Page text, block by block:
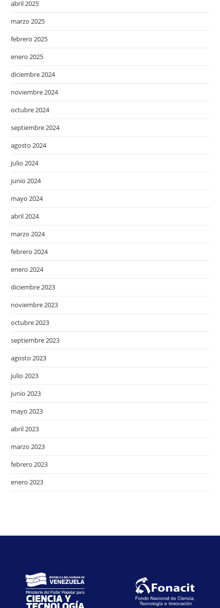
abril 2025
marzo 2025
febrero 2025
enero 2025
diciembre 2024
noviembre 2024
octubre 2024
septiembre 2024
agosto 2024
julio 2024
junio 2024
mayo 2024
abril 2024
marzo 2024
febrero 2024
enero 2024
diciembre 2023
noviembre 2023
octubre 2023
septiembre 2023
agosto 2023
julio 2023
junio 2023
mayo 2023
abril 2023
marzo 2023
febrero 2023
enero 2023